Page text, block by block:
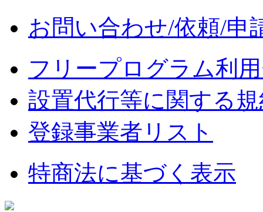
お問い合わせ/依頼/申
フリープログラム利
設置代行等に関する
登録事業者リスト
特商法に基づく表示